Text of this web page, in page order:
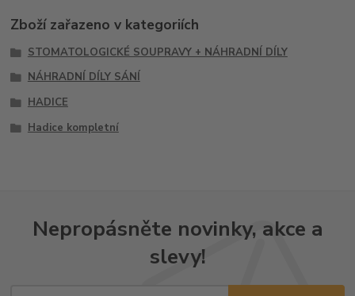
Zboží zařazeno v kategoriích
STOMATOLOGICKÉ SOUPRAVY + NÁHRADNÍ DÍLY
NÁHRADNÍ DÍLY SÁNÍ
HADICE
Hadice kompletní
Nepropásněte novinky, akce a
slevy!